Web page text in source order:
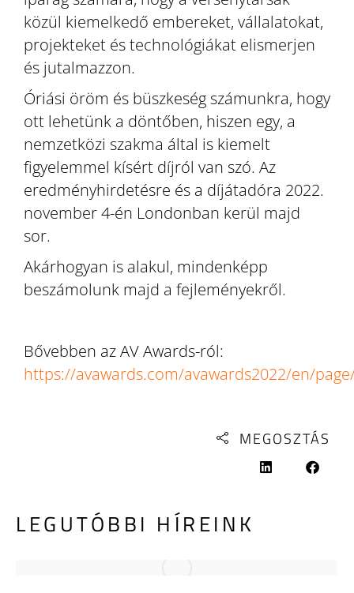
közül kiemelkedő embereket, vállalatokat,
projekteket és technológiákat elismerjen
és jutalmazzon.
Óriási öröm és büszkeség számunkra, hogy
ott lehetünk a döntőben, hiszen egy, a
nemzetközi szakma által is kiemelt
figyelemmel kísért díjról van szó. Az
eredményhirdetésre és a díjátadóra 2022.
november 4-én Londonban kerül majd
sor.
Akárhogyan is alakul, mindenképp
beszámolunk majd a fejleményekről.
Bővebben az AV Awards-ról:
https://avawards.com/avawards2022/en/
MEGOSZTÁS
LEGUTÓBBI HÍREINK